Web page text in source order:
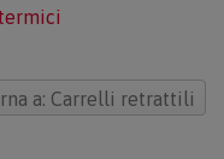
a: Carrelli retrattili